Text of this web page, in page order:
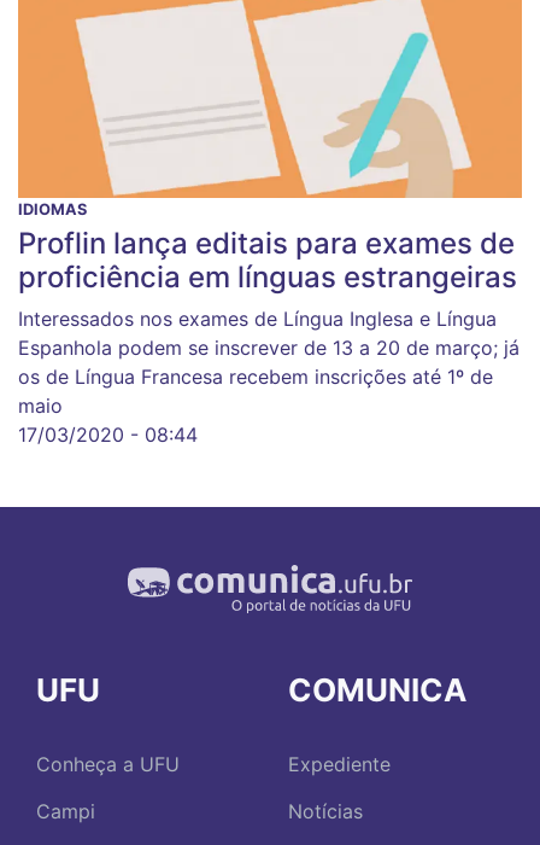
IDIOMAS
Proflin lança editais para exames de
proficiência em línguas estrangeiras
Interessados nos exames de Língua Inglesa e Língua
Espanhola podem se inscrever de 13 a 20 de março; já
os de Língua Francesa recebem inscrições até 1º de
maio
17/03/2020 - 08:44
UFU
Conheça a UFU
Campi
COMUNICA
Expediente
Notícias